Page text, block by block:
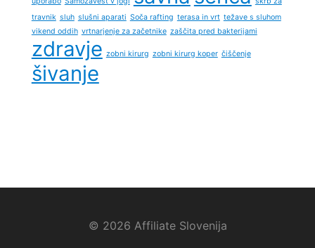
travnik sluh slušni aparati Soča rafting terasa in vrt težave s sluhom
vikend oddih vrtnarjenje za začetnike zaščita pred bakterijami
zdravje zobni kirurg zobni kirurg koper čiščenje
šivanje
© 2026 Affiliate Slovenija